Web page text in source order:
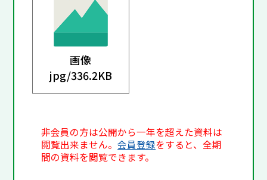
画像
jpg/336.2KB
非会員の方は公開から一年を超えた資料は
閲覧出来ません。会員登録をすると、全期
間の資料を閲覧できます。